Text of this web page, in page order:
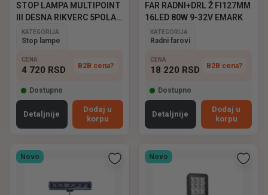
STOP LAMPA MULTIPOINT
III DESNA RIKVERC 5POLA
ASPOCK
KATEGORIJA
Stop lampe
CENA
4 720 RSD B2B cena?
Dostupno
Detaljnije
Dodaj u
korpu
FAR RADNI+DRL Ž FI127MM
16LED 80W 9-32V EMARK
KATEGORIJA
Radni farovi
CENA
18 220 RSD B2B cena?
Dostupno
Detaljnije
Dodaj u
korpu
Novo Novo